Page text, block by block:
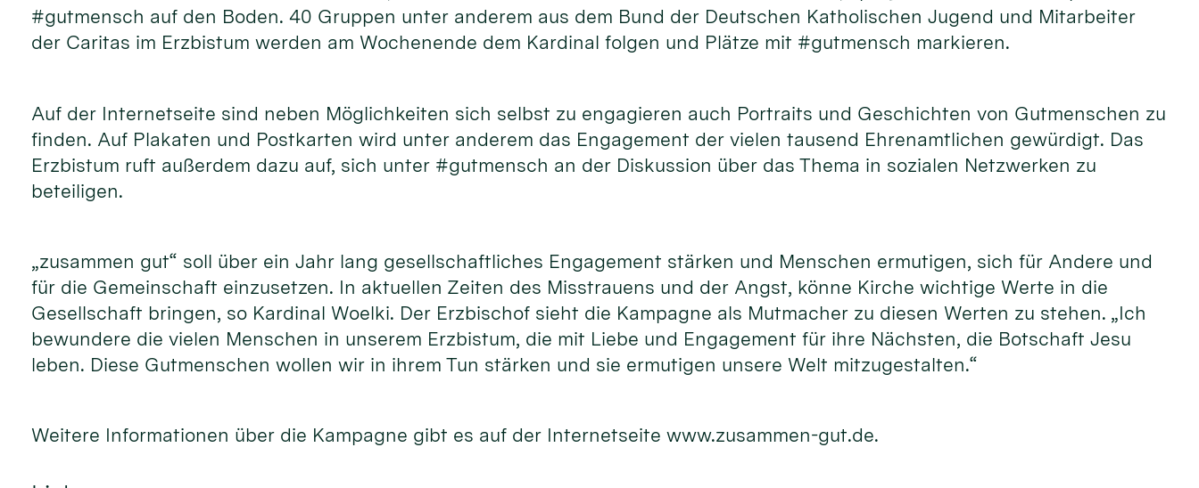
#gutmensch auf den Boden. 40 Gruppen unter anderem aus dem Bund der Deutschen Katholischen Jugend und Mitarbeiter
der Caritas im Erzbistum werden am Wochenende dem Kardinal folgen und Plätze mit #gutmensch markieren.
Auf der Internetseite sind neben Möglichkeiten sich selbst zu engagieren auch Portraits und Geschichten von Gutmenschen zu
finden. Auf Plakaten und Postkarten wird unter anderem das Engagement der vielen tausend Ehrenamtlichen gewürdigt. Das
Erzbistum ruft außerdem dazu auf, sich unter #gutmensch an der Diskussion über das Thema in sozialen Netzwerken zu
beteiligen.
„zusammen gut“ soll über ein Jahr lang gesellschaftliches Engagement stärken und Menschen ermutigen, sich für Andere und
für die Gemeinschaft einzusetzen. In aktuellen Zeiten des Misstrauens und der Angst, könne Kirche wichtige Werte in die
Gesellschaft bringen, so Kardinal Woelki. Der Erzbischof sieht die Kampagne als Mutmacher zu diesen Werten zu stehen. „Ich
bewundere die vielen Menschen in unserem Erzbistum, die mit Liebe und Engagement für ihre Nächsten, die Botschaft Jesu
leben. Diese Gutmenschen wollen wir in ihrem Tun stärken und sie ermutigen unsere Welt mitzugestalten.“
Weitere Informationen über die Kampagne gibt es auf der Internetseite www.zusammen-gut.de.